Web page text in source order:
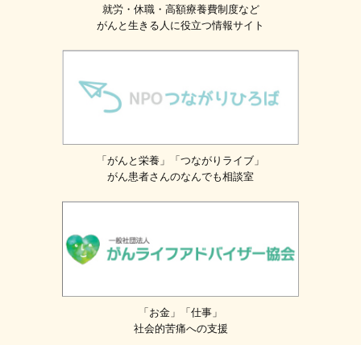
就労・休職・高額療養費制度など
がんと生きる人に役立つ情報サイト
「がんと栄養」「つながりライブ」
がん患者さんのなんでも相談室
「お金」「仕事」
社会的苦痛への支援